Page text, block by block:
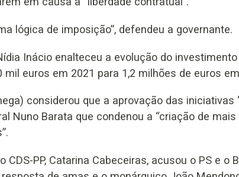
lógica de imposição”, defendeu a governante.
Inácio enalteceu a evolução do
mil euros em 2021 para 1,2 milhões de euros
considerou que a aprovação das iniciativas
Nuno Barata que condenou a “criação de
CDS-PP, Catarina Cabeceiras, acusou o PS e o